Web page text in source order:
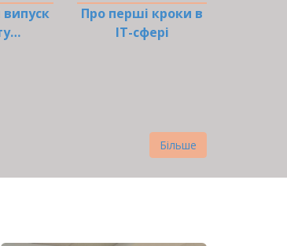
Про перші кроки в
ІТ-сфері
Більше